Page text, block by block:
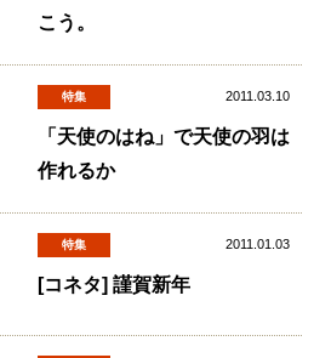
こう。
特集 2011.03.10
「天使のはね」で天使の羽は
作れるか
特集 2011.01.03
[コネタ] 謹賀新年